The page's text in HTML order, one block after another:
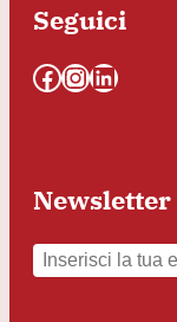
Seguici
Facebook InstagramLinkedIn
Newsletter